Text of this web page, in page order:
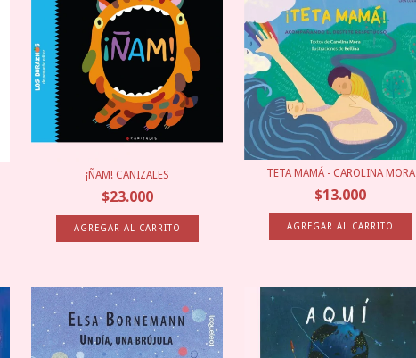
¡ÑAM! CANIZALES
$23.000
TETA MAMÁ - CAROLINA MORA
$13.000